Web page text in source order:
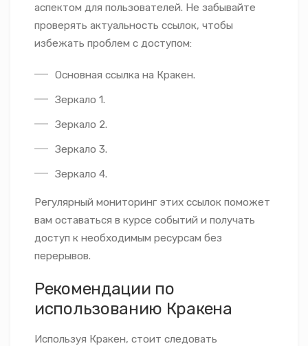
аспектом для пользователей. Не забывайте
проверять актуальность ссылок, чтобы
избежать проблем с доступом:
Основная ссылка на Кракен.
Зеркало 1.
Зеркало 2.
Зеркало 3.
Зеркало 4.
Регулярный мониторинг этих ссылок поможет
вам оставаться в курсе событий и получать
доступ к необходимым ресурсам без
перерывов.
Рекомендации по
использованию Кракена
Используя Кракен, стоит следовать